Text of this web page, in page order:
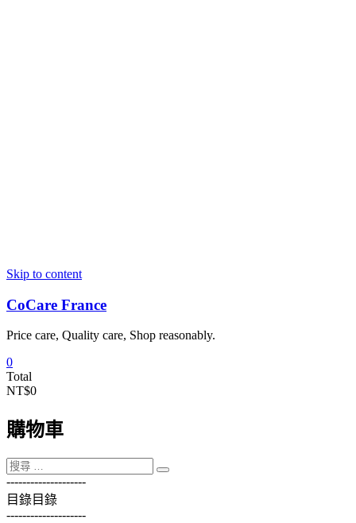
Skip to content
CoCare France
Price care, Quality care, Shop reasonably.
0
Total
NT$0
購物車
--------------------
目錄目錄
--------------------